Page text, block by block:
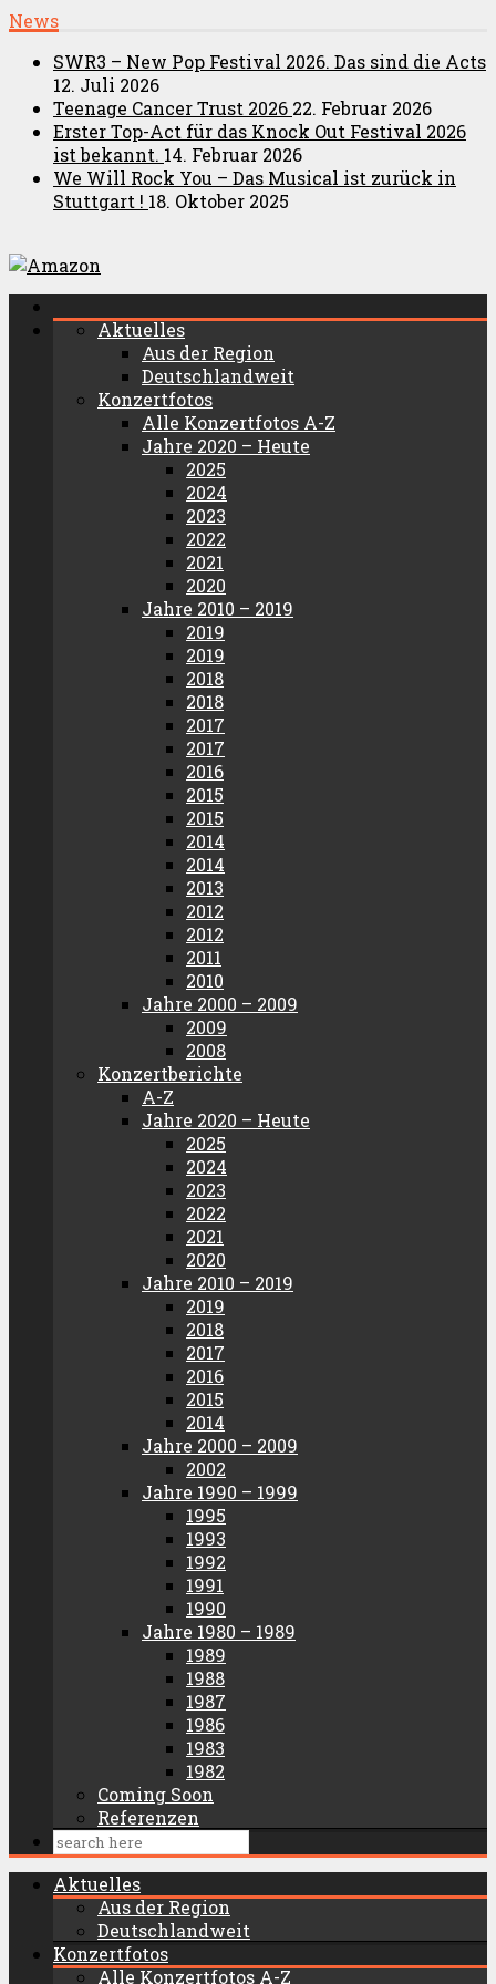
News
SWR3 – New Pop Festival 2026. Das sind die Acts
12. Juli 2026
Teenage Cancer Trust 2026 22. Februar 2026
Erster Top-Act für das Knock Out Festival 2026
ist bekannt. 14. Februar 2026
We Will Rock You – Das Musical ist zurück in
Stuttgart ! 18. Oktober 2025
Aktuelles
Aus der Region
Deutschlandweit
Konzertfotos
Alle Konzertfotos A-Z
Jahre 2020 – Heute
2025
2024
2023
2022
2021
2020
Jahre 2010 – 2019
2019
2019
2018
2018
2017
2017
2016
2015
2015
2014
2014
2013
2012
2012
2011
2010
Jahre 2000 – 2009
2009
2008
Konzertberichte
A-Z
Jahre 2020 – Heute
2025
2024
2023
2022
2021
2020
Jahre 2010 – 2019
2019
2018
2017
2016
2015
2014
Jahre 2000 – 2009
2002
Jahre 1990 – 1999
1995
1993
1992
1991
1990
Jahre 1980 – 1989
1989
1988
1987
1986
1983
1982
Coming Soon
Referenzen
Aktuelles
Aus der Region
Deutschlandweit
Konzertfotos
Alle Konzertfotos A-Z